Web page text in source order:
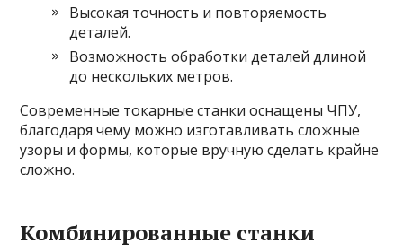
Высокая точность и повторяемость
деталей.
Возможность обработки деталей длиной
до нескольких метров.
Современные токарные станки оснащены ЧПУ,
благодаря чему можно изготавливать сложные
узоры и формы, которые вручную сделать крайне
сложно.
Комбинированные станки